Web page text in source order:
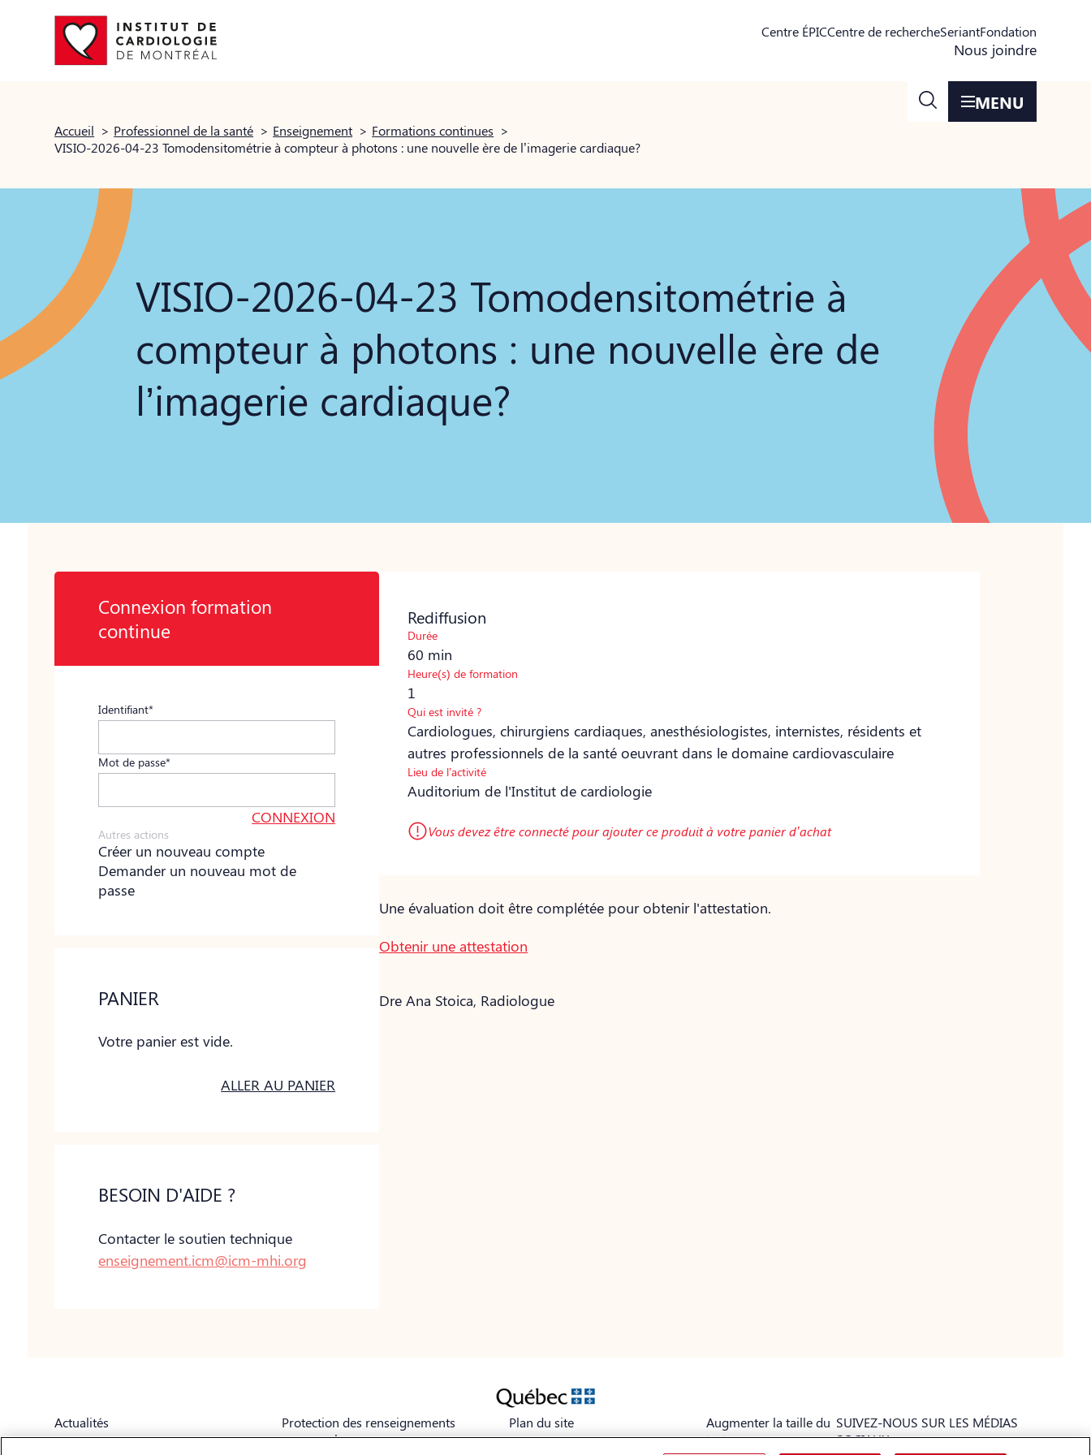
Centre ÉPICCentre de rechercheSeriantFondation
Nous joindre
MENU
Accueil > Professionnel de la santé > Enseignement > Formations continues >
VISIO-2026-04-23 Tomodensitométrie à compteur à photons : une nouvelle ère de l’imagerie cardiaque?
VISIO-2026-04-23 Tomodensitométrie à
compteur à photons : une nouvelle ère de
l’imagerie cardiaque?
Connexion formation
continue
Identifiant*
Mot de passe*
Autres actions
Créer un nouveau compte
Demander un nouveau mot de
passe
PANIER
Votre panier est vide.
ALLER AU PANIER
BESOIN D'AIDE ?
Contacter le soutien technique
enseignement.icm@icm-mhi.org
Rediffusion
Durée
60 min
Heure(s) de formation
1
Qui est invité ?
Cardiologues, chirurgiens cardiaques, anesthésiologistes, internistes, résidents et
autres professionnels de la santé oeuvrant dans le domaine cardiovasculaire
Lieu de l’activité
Auditorium de l'Institut de cardiologie
Vous devez être connecté pour ajouter ce produit à votre panier d’achat
Une évaluation doit être complétée pour obtenir l'attestation.
Obtenir une attestation
Dre Ana Stoica, Radiologue
Actualités
Protection des renseignements
personnels
Plan du site
Augmenter la taille du
texte
SUIVEZ-NOUS SUR LES MÉDIAS
SOCIAUX